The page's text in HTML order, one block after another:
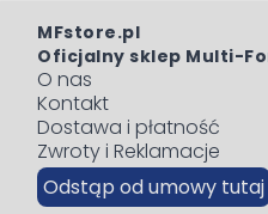
MFstore.pl
Oficjalny sklep Multi-
O nas
Kontakt
Dostawa i płatność
Zwroty i Reklamacje
Odstąp od umowy tutaj